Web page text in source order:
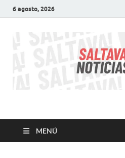
6 agosto, 2026
SALTA VA!
MENÚ